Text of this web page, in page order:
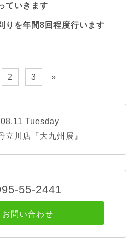
ていきます
りを年間8 回程度行います
2 3 »
Tuesday
立川店『大九州展』
55-2441
お問い合わせ